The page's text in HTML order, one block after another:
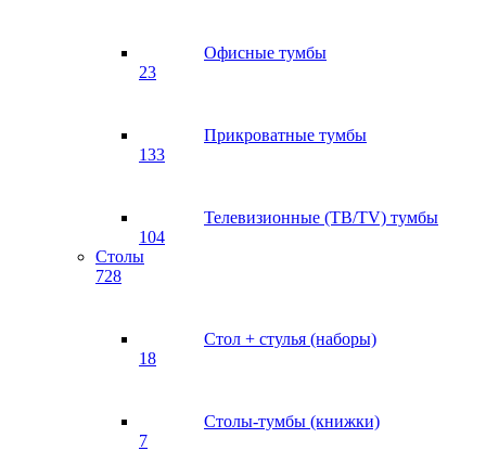
Офисные тумбы
23
Прикроватные тумбы
133
Телевизионные (ТВ/TV) тумбы
104
Столы
728
Стол + стулья (наборы)
18
Столы-тумбы (книжки)
7